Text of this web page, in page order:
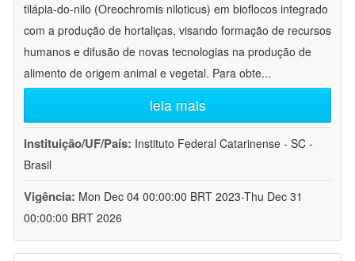
tilápia-do-nilo (Oreochromis niloticus) em bioflocos integrado
com a produção de hortaliças, visando formação de recursos
humanos e difusão de novas tecnologias na produção de
alimento de origem animal e vegetal. Para obte...
leia mais
Instituição/UF/País: Instituto Federal Catarinense - SC -
Brasil
Vigência: Mon Dec 04 00:00:00 BRT 2023-Thu Dec 31
00:00:00 BRT 2026